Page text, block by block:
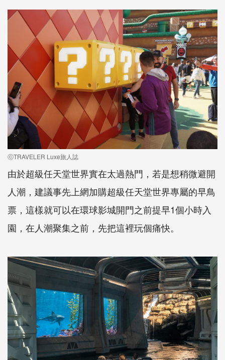
ⓒTRAVELER Luxe旅人誌
由於超級任天堂世界實在太過熱門，若是想稍微避開
人潮，建議事先上網加購超級任天堂世界專屬的早鳥
票，這樣就可以在環球影城開門之前提早1個小時入
園，在人潮聚集之前，先把這裡玩個痛快。